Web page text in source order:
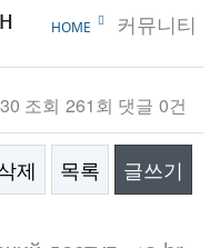
HOME 커뮤니티
조회 261회 댓글 0건
제 목록 글쓰기